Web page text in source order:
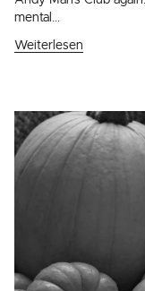
mental...
Weiterlesen